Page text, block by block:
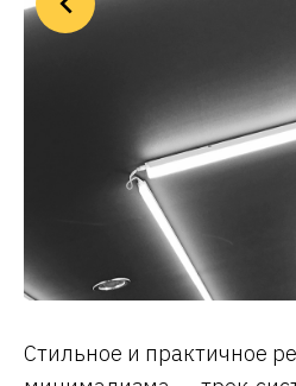
Стильное и практичное